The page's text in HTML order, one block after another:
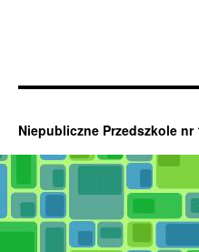
Niepubliczne Przedszkole